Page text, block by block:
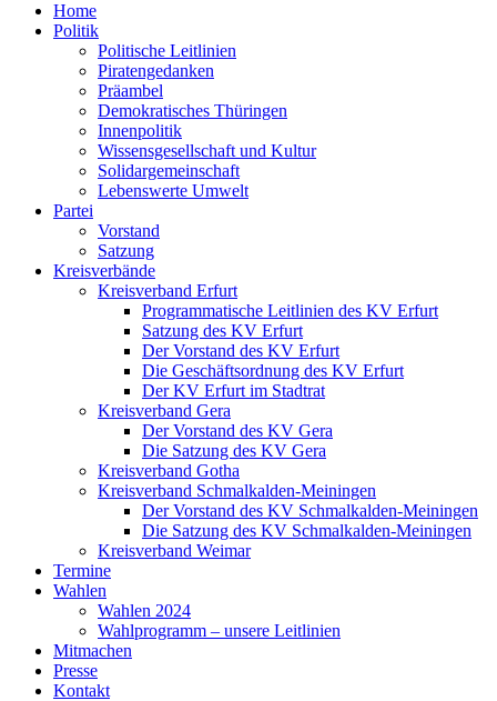
Home
Politik
Politische Leitlinien
Piratengedanken
Präambel
Demokratisches Thüringen
Innenpolitik
Wissensgesellschaft und Kultur
Solidargemeinschaft
Lebenswerte Umwelt
Partei
Vorstand
Satzung
Kreisverbände
Kreisverband Erfurt
Programmatische Leitlinien des KV Erfurt
Satzung des KV Erfurt
Der Vorstand des KV Erfurt
Die Geschäftsordnung des KV Erfurt
Der KV Erfurt im Stadtrat
Kreisverband Gera
Der Vorstand des KV Gera
Die Satzung des KV Gera
Kreisverband Gotha
Kreisverband Schmalkalden-Meiningen
Der Vorstand des KV Schmalkalden-Meiningen
Die Satzung des KV Schmalkalden-Meiningen
Kreisverband Weimar
Termine
Wahlen
Wahlen 2024
Wahlprogramm – unsere Leitlinien
Mitmachen
Presse
Kontakt